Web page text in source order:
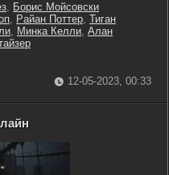
, Борис Мойсовски
, Райан Поттер, Тиган
, Минка Келли, Алан
12-05-2023, 00:33